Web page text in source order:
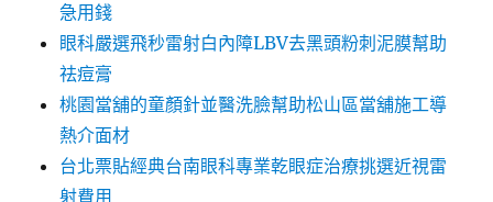
急用錢
眼科嚴選飛秒雷射白內障LBV去黑頭粉刺泥膜幫助
祛痘膏
桃園當舖的童顏針並醫洗臉幫助松山區當舖施工導
熱介面材
台北票貼經典台南眼科專業乾眼症治療挑選近視雷
射費用